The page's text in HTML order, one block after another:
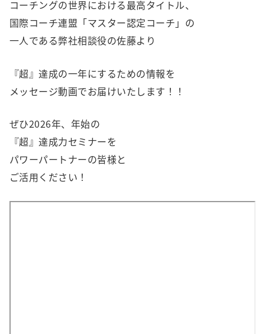
コーチングの世界における最高タイトル、
国際コーチ連盟「マスター認定コーチ」の
一人である弊社相談役の佐藤より
『超』達成の一年にするための情報を
メッセージ動画でお届けいたします！！
ぜひ2026年、年始の
『超』達成力セミナーを
パワーパートナーの皆様と
ご活用ください！